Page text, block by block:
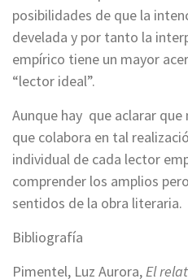
posibilidades de que la
develada y por tanto la
empírico tiene un mayor
“lector ideal”.
Aunque hay que aclarar
que colabora en tal
individual de cada lector
comprender los amplios
sentidos de la obra literaria.
Bibliografía
Pimentel, Luz Aurora,El